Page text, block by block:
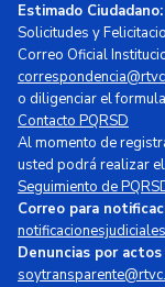
Estimado Ciudadano:
Solicitudes y
Correo Oficial
o diligenciar el
Contacto PQRSD
Al momento de
usted podrá realizar
Seguimiento de
Correo para
Denuncias por